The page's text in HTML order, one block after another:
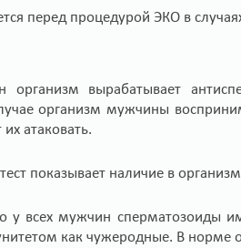
перед процедурой ЭКО в
вырабатывает
организм мужчины
атаковать.
показывает наличие в
у всех мужчин сперматозоиды
как чужеродные. В норме